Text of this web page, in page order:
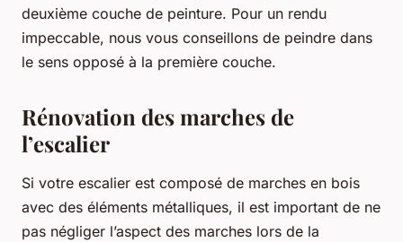
deuxième couche de peinture. Pour un rendu
impeccable, nous vous conseillons de peindre dans
le sens opposé à la première couche.
Rénovation des marches de
l’escalier
Si votre escalier est composé de marches en bois
avec des éléments métalliques, il est important de ne
pas négliger l’aspect des marches lors de la